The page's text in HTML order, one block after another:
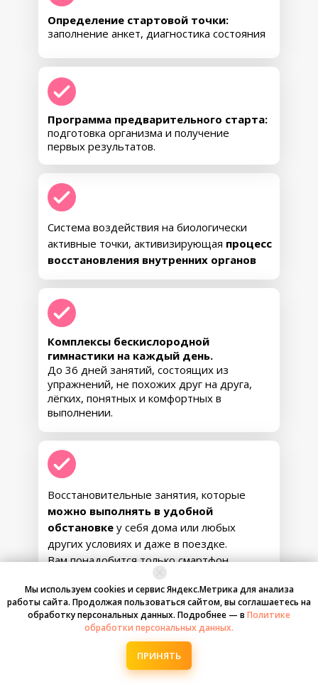
Определение стартовой точки:
заполнение анкет, диагностика состояния
Система воздействия на биологически
активные точки, активизирующая процесс
восстановления внутренних органов
Комплексы бескислородной
гимнастики на каждый день.
До 36 дней занятий, состоящих из
упражнений, не похожих друг на друга,
лёгких, понятных и комфортных в
выполнении.
Восстановительные занятия, которые
можно выполнять в удобной
обстановке у себя дома или любых
других условиях и даже в поездке.
Вам понадобится только смартфон
Никаких жёстких ограничений,
трудновыполнимых упражнений, аптечной
Программа предварительного старта:
подготовка организма и получение
первых результатов.
Запускается ГЛУБОКОЕ ОБНОВЛЕНИЕ:
уходит напряжение и отёчность, ткани
становятся мягче, тело — подвижнее и
живее. Восстанавливается работа органов
осанка выравнивается.Перезапускается
обмен веществ
нормализуется сон, гормональный фон
энергия распределяется равномерно.
активизируются «молчавшие» зоны,
подтягиваются проблемные участки, тело
становится гибким, отзывчивым,
устойчивым к нагрузкам. Индивидуальные
рекомендации закрепляют эффект и
переводят результат вновый,
ПАКЕТ «ПЛАТИНА»
138.900 руб.
ЗАБРОНИРОВАТЬ МЕСТО
РАССРОЧКА ОТ 11.825 РУБ/МЕС
• Появится баланс между нагрузкой и
восстановлением — без перегрузок и
• Углубится понимание своего тела,
появится способность чувствовать
сигналы и своевременно поддерживать
• Закрепится и усилится эффект
программы, появится чёткое
понимание, как сохранить результат и
продолжать улучшения самостоятельно
ПАКЕТ
Мы используем cookies и сервис Яндекс.Метрика для анализа
работы сайта. Продолжая пользоваться сайтом, вы соглашаетесь на
обработку персональных данных. Подробнее — в Политике
обработки персональных данных.
ПРИНЯТЬ